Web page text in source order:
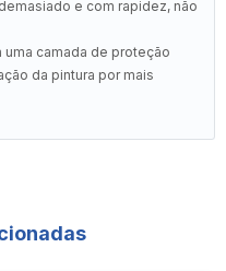
e com rapidez, não
uma camada de proteção
da pintura por mais